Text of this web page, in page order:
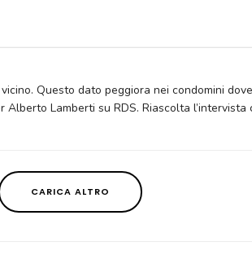
Questo dato peggiora nei condomini
Lamberti su RDS. Riascolta l’intervista
CARICA ALTRO